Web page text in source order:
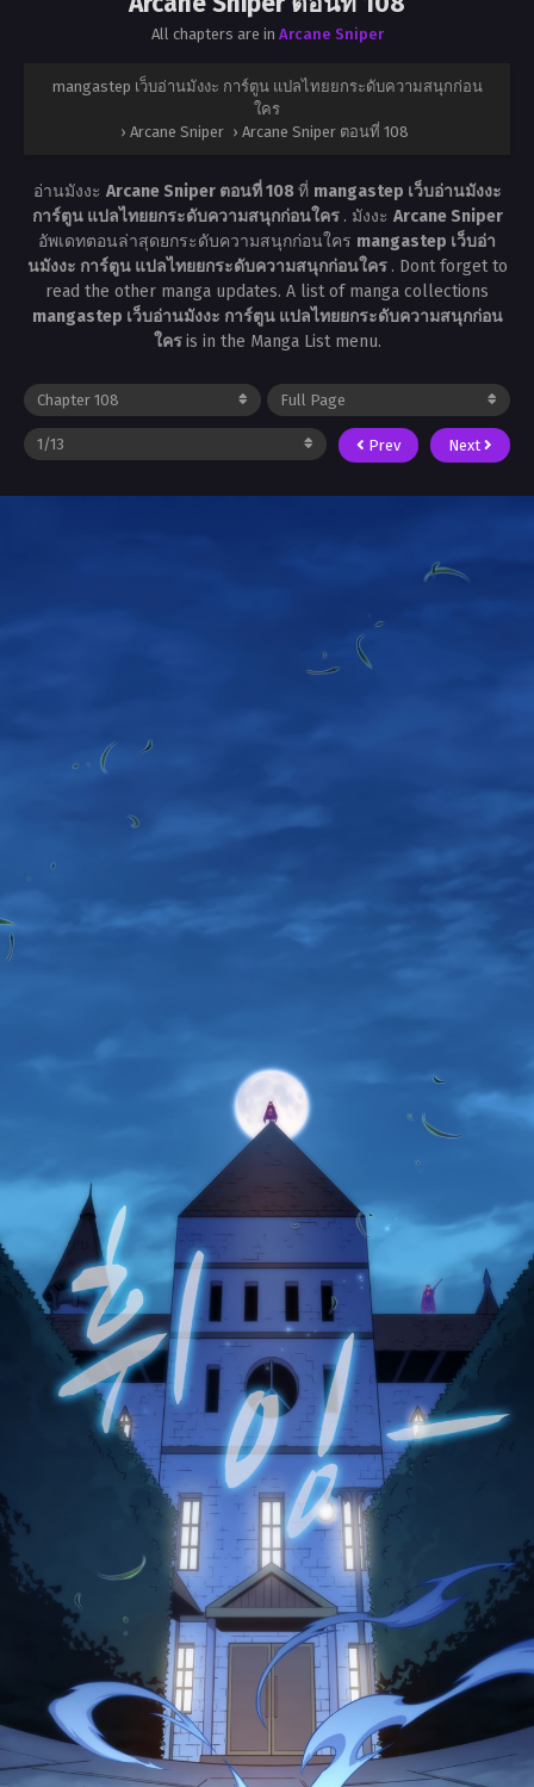
All chapters are in Arcane Sniper
mangastep เว็บอ่านมังงะ การ์ตูน แปลไทยยกระดับความสนุกก่อน
ใคร
› Arcane Sniper › Arcane Sniper ตอนที่ 108
อ่านมังงะ Arcane Sniper ตอนที่ 108ที่ mangastep เว็บอ่านมังงะ
การ์ตูน แปลไทยยกระดับความสนุกก่อนใคร . มังงะ Arcane Sniper
อัพเดทตอนล่าสุดยกระดับความสนุกก่อนใคร mangastep เว็บอ่า
นมังงะ การ์ตูน แปลไทยยกระดับความสนุกก่อนใคร . Dont forget to
read the other manga updates. A list of manga collections
mangastep เว็บอ่านมังงะ การ์ตูน แปลไทยยกระดับความสนุกก่อน
ใครis in the Manga List menu.
Prev Next